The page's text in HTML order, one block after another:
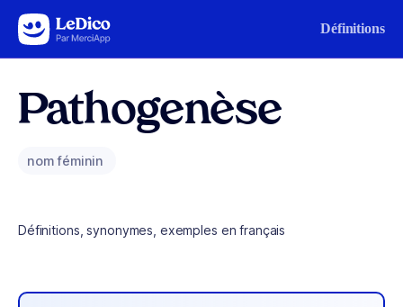
Aller au contenu Définitions
Pathogenèse
nom féminin
Définitions, synonymes, exemples en français